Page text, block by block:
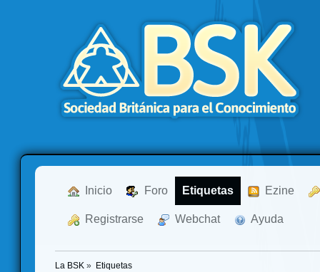
Inicio Foro Etiquetas Ezine
Registrarse Webchat Ayuda
La BSK » Etiquetas